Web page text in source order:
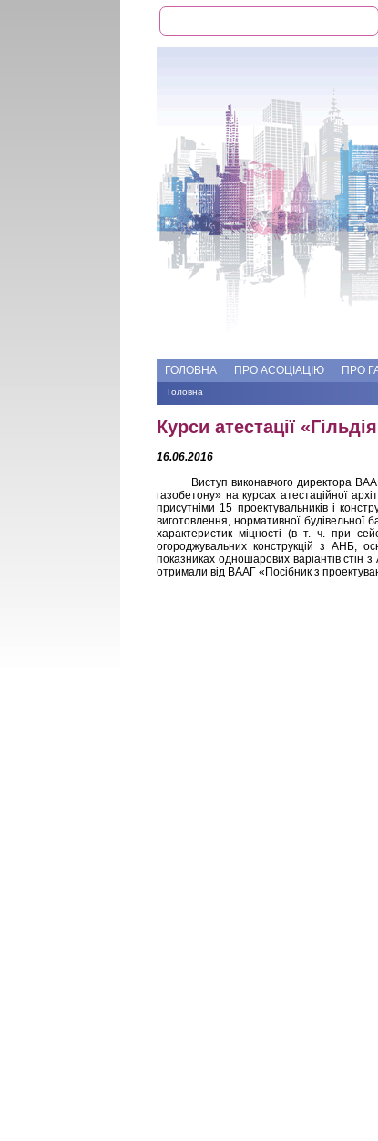
Пошукова форма
Пошук
ГОЛОВНА ПРО АСОЦІАЦІЮ ПРО
Ви є тут
Головна
Курси атестації
16.06.2016
Виступ виконавчого директора ВААГ
газобетону» на курсах атестаційної
присутніми 15 проектувальників і
виготовлення, нормативної будівельної
характеристик міцності (в т. ч. при
огороджувальних конструкцій з АНБ,
показниках одношарових варіантів стін
отримали від ВААГ «Посібник з